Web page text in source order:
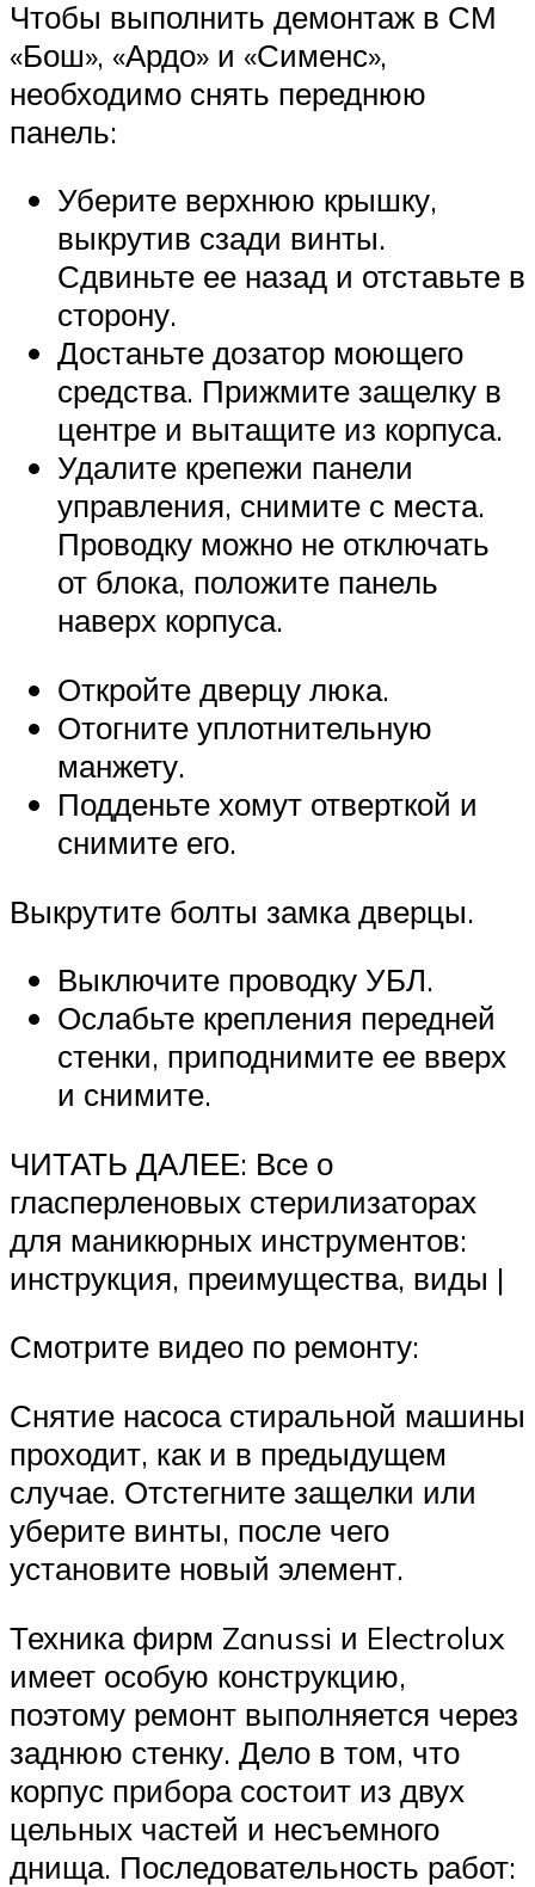
Чтобы выполнить демонтаж в СМ
«Бош», «Ардо» и «Сименс»,
необходимо снять переднюю
панель:
Уберите верхнюю крышку,
выкрутив сзади винты.
Сдвиньте ее назад и отставьте в
сторону.
Достаньте дозатор моющего
средства. Прижмите защелку в
центре и вытащите из корпуса.
Удалите крепежи панели
управления, снимите с места.
Проводку можно не отключать
от блока, положите панель
наверх корпуса.
Откройте дверцу люка.
Отогните уплотнительную
манжету.
Подденьте хомут отверткой и
снимите его.
Выкрутите болты замка дверцы.
Выключите проводку УБЛ.
Ослабьте крепления передней
стенки, приподнимите ее вверх
и снимите.
ЧИТАТЬ ДАЛЕЕ: Все о
гласперленовых стерилизаторах
для маникюрных инструментов:
инструкция, преимущества, виды |
Смотрите видео по ремонту:
Снятие насоса стиральной машины
проходит, как и в предыдущем
случае. Отстегните защелки или
уберите винты, после чего
установите новый элемент.
Техника фирм Zanussi и Electrolux
имеет особую конструкцию,
поэтому ремонт выполняется через
заднюю стенку. Дело в том, что
корпус прибора состоит из двух
цельных частей и несъемного
днища. Последовательность работ: